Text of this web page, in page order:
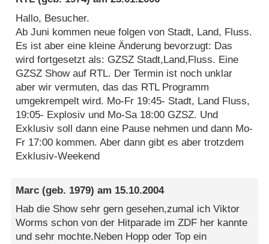
Hallo, Besucher.
Ab Juni kommen neue folgen von Stadt, Land, Fluss.
Es ist aber eine kleine Änderung bevorzugt: Das
wird fortgesetzt als: GZSZ Stadt,Land,Fluss. Eine
GZSZ Show auf RTL. Der Termin ist noch unklar
aber wir vermuten, das das RTL Programm
umgekrempelt wird. Mo-Fr 19:45- Stadt, Land Fluss,
19:05- Explosiv und Mo-Sa 18:00 GZSZ. Und
Exklusiv soll dann eine Pause nehmen und dann Mo-
Fr 17:00 kommen. Aber dann gibt es aber trotzdem
Exklusiv-Weekend
Marc (geb. 1979) am 15.10.2004
Hab die Show sehr gern gesehen,zumal ich Viktor
Worms schon von der Hitparade im ZDF her kannte
und sehr mochte.Neben Hopp oder Top ein